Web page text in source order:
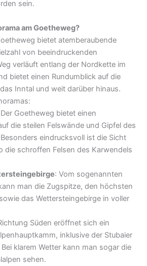
sein.
am Goetheweg?
bietet atemberaubende
von beeindruckenden
verläuft entlang der Nordkette im
bietet einen Rundumblick auf die
Inntal und weit darüber hinaus.
Goetheweg bietet einen
die steilen Felswände und Gipfel des
eindrucksvoll ist die Sicht
die schroffen Felsen des Karwendels
: Vom sogenannten
man die Zugspitze, den höchsten
das Wettersteingebirge in voller
Süden eröffnet sich ein
inklusive der Stubaier
klarem Wetter kann man sogar die
sehen.